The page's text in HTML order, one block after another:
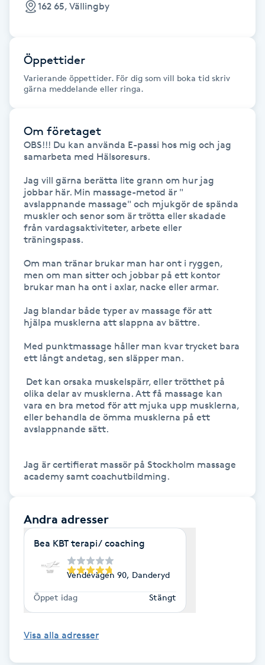
Gellack
Gravidmassage
Gravidyoga
Gruppträning
Gua Sha-massage
Hatha Yoga
Headspa
Healing
Herrklippning
HIFU
Hollywood Peel
Hot Stone Massage
Hot yoga
Hudföryngring
Huduppstramning
Hyaluronsyra
Hypnos
162 65, Vällingby
Öppettider
Varierande öppettider. För dig som vill boka tid skriv
gärna meddelande eller ringa.
Om företaget
OBS!!! Du kan använda E-passi hos mig och jag
samarbeta med Hälsoresurs.
Jag vill gärna berätta lite grann om hur jag
jobbar här. Min massage-metod är "
avslappnande massage" och mjukgör de spända
muskler och senor som är trötta eller skadade
från vardagsaktiviteter, arbete eller
träningspass.
Om man tränar brukar man har ont i ryggen,
men om man sitter och jobbar på ett kontor
brukar man ha ont i axlar, nacke eller armar.
Jag blandar både typer av massage för att
hjälpa musklerna att slappna av bättre.
Med punktmassage håller man kvar trycket bara
ett långt andetag, sen släpper man.
olika delar av musklerna. Att få massage kan
vara en bra metod för att mjuka upp musklerna,
eller behandla de ömma musklerna på ett
avslappnande sätt.
Jag är certifierat massör på Stockholm massage
Andra adresser
Bea KBT terapi/ coaching
Vendevägen 90, Danderyd
Öppet idag Stängt
Visa alla adresser